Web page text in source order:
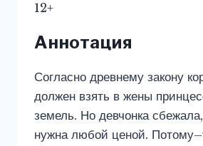
12+
Аннотация
Согласно древнему закону
должен взять в жены
земель. Но девчонка
нужна любой ценой.